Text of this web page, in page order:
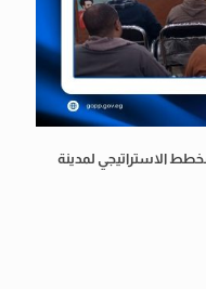
الاستراتيجي لمدينة